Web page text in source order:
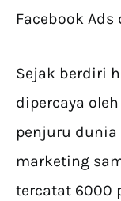
Facebook Ads
Sejak berdiri
dipercaya
penjuru
marketing
tercatat 6000